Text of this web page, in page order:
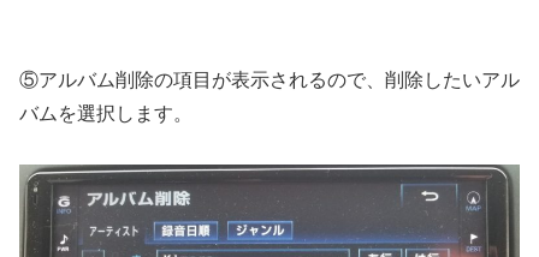
⑤アルバム削除の項目が表示されるので、削除したいアル
バムを選択します。